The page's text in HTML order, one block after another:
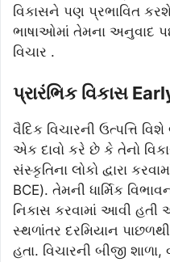
વિકાસને પણ પ્રભાવિત
ભાષાઓમાં તેમના અનુવાદ
વિચાર .
પ્રારંભિક વિકાસ
વૈદિક વિચારની ઉત્પત્તિ
એક દાવો કરે છે કે તેનો
સંસ્કૃતિના લોકો દ્વારા
BCE). તેમની ધાર્મિક
નિકાસ કરવામાં આવી
સ્થળાંતર દરમિયાન
હતા. વિચારની બીજી